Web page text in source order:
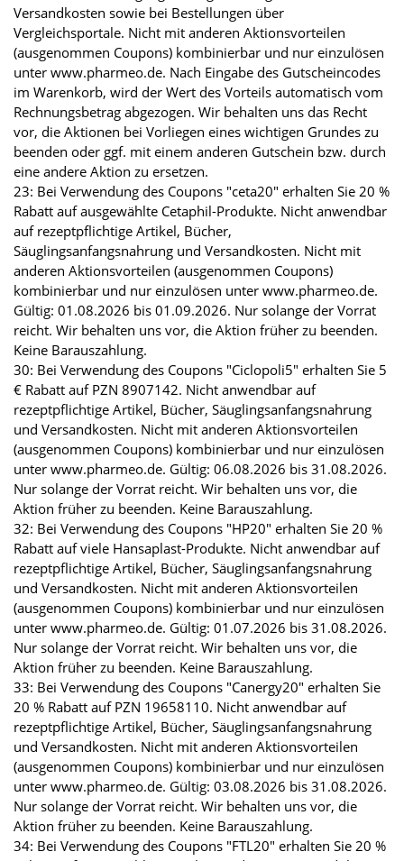
Versandkosten sowie bei Bestellungen über
Vergleichsportale. Nicht mit anderen Aktionsvorteilen
(ausgenommen Coupons) kombinierbar und nur einzulösen
unter www.pharmeo.de. Nach Eingabe des Gutscheincodes
im Warenkorb, wird der Wert des Vorteils automatisch vom
Rechnungsbetrag abgezogen. Wir behalten uns das Recht
vor, die Aktionen bei Vorliegen eines wichtigen Grundes zu
beenden oder ggf. mit einem anderen Gutschein bzw. durch
eine andere Aktion zu ersetzen.
23: Bei Verwendung des Coupons "ceta20" erhalten Sie 20 %
Rabatt auf ausgewählte Cetaphil-Produkte. Nicht anwendbar
auf rezeptpflichtige Artikel, Bücher,
Säuglingsanfangsnahrung und Versandkosten. Nicht mit
anderen Aktionsvorteilen (ausgenommen Coupons)
kombinierbar und nur einzulösen unter www.pharmeo.de.
Gültig: 01.08.2026 bis 01.09.2026. Nur solange der Vorrat
reicht. Wir behalten uns vor, die Aktion früher zu beenden.
Keine Barauszahlung.
30: Bei Verwendung des Coupons "Ciclopoli5" erhalten Sie 5
€ Rabatt auf PZN 8907142. Nicht anwendbar auf
rezeptpflichtige Artikel, Bücher, Säuglingsanfangsnahrung
und Versandkosten. Nicht mit anderen Aktionsvorteilen
(ausgenommen Coupons) kombinierbar und nur einzulösen
unter www.pharmeo.de. Gültig: 06.08.2026 bis 31.08.2026.
Nur solange der Vorrat reicht. Wir behalten uns vor, die
Aktion früher zu beenden. Keine Barauszahlung.
32: Bei Verwendung des Coupons "HP20" erhalten Sie 20 %
Rabatt auf viele Hansaplast-Produkte. Nicht anwendbar auf
rezeptpflichtige Artikel, Bücher, Säuglingsanfangsnahrung
und Versandkosten. Nicht mit anderen Aktionsvorteilen
(ausgenommen Coupons) kombinierbar und nur einzulösen
unter www.pharmeo.de. Gültig: 01.07.2026 bis 31.08.2026.
Nur solange der Vorrat reicht. Wir behalten uns vor, die
Aktion früher zu beenden. Keine Barauszahlung.
33: Bei Verwendung des Coupons "Canergy20" erhalten Sie
20 % Rabatt auf PZN 19658110. Nicht anwendbar auf
rezeptpflichtige Artikel, Bücher, Säuglingsanfangsnahrung
und Versandkosten. Nicht mit anderen Aktionsvorteilen
(ausgenommen Coupons) kombinierbar und nur einzulösen
unter www.pharmeo.de. Gültig: 03.08.2026 bis 31.08.2026.
Nur solange der Vorrat reicht. Wir behalten uns vor, die
Aktion früher zu beenden. Keine Barauszahlung.
34: Bei Verwendung des Coupons "FTL20" erhalten Sie 20 %